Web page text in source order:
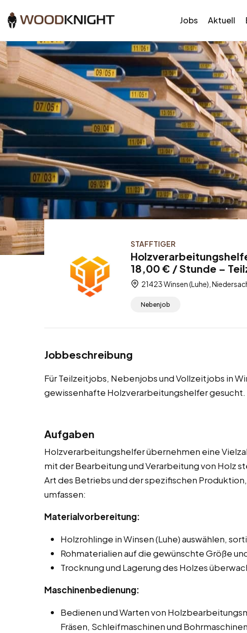
Jobs Aktuell
STAFFTIGER
18,00 € / Stunde –
21423 Winsen (Luhe),
Nebenjob
Jobbeschreibung
Für Teilzeitjobs, Nebenjobs und Vollzeitjobs in
gewissenhafte Holzverarbeitungshelfer gesucht.
Aufgaben
Holzverarbeitungshelfer übernehmen eine
mit der Bearbeitung und Verarbeitung von Holz
Art des Betriebs und der spezifischen
umfassen:
Materialvorbereitung:
Holzrohlinge in Winsen (Luhe) auswählen,
Rohmaterialien auf die gewünschte Größe
Trocknung und Lagerung des Holzes
Maschinenbedienung:
Bedienen und Warten von
Fräsen, Schleifmaschinen und